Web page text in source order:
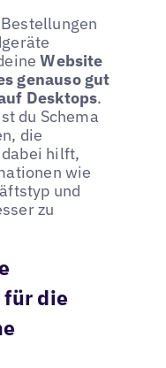
Website
genauso gut
Desktops.
du Schema
die
hilft,
wie
und
zu
für die